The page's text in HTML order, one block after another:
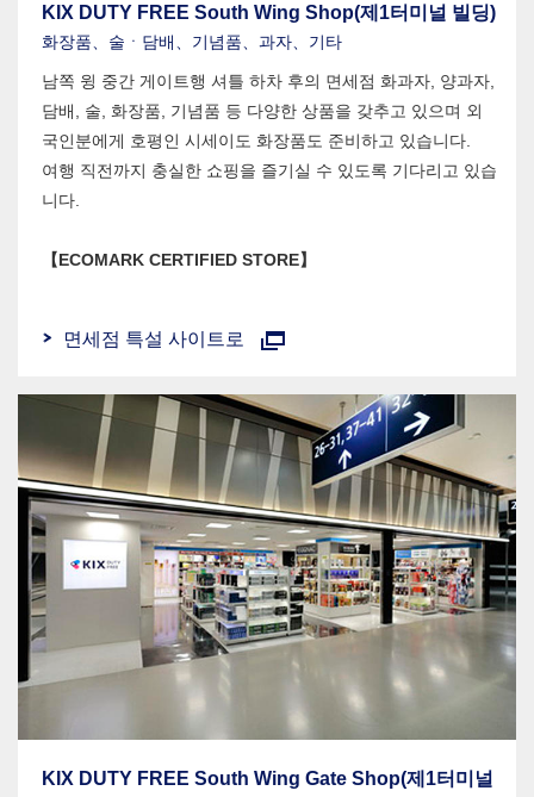
KIX DUTY FREE South Wing Shop(제1터미널 빌딩)
화장품、술ㆍ담배、기념품、과자、기타
남쪽 윙 중간 게이트행 셔틀 하차 후의 면세점 화과자, 양과자,
담배, 술, 화장품, 기념품 등 다양한 상품을 갖추고 있으며 외
국인분에게 호평인 시세이도 화장품도 준비하고 있습니다.
여행 직전까지 충실한 쇼핑을 즐기실 수 있도록 기다리고 있습
니다.
【ECOMARK CERTIFIED STORE】
면세점 특설 사이트로
KIX DUTY FREE South Wing Gate Shop(제1터미널